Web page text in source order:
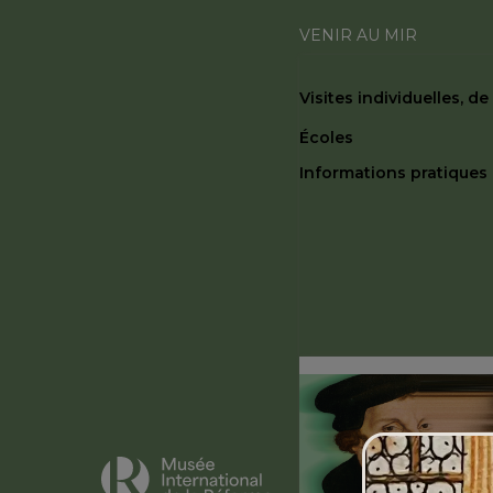
VENIR AU MIR
Visites individuelles,
Écoles
Informations pratiques